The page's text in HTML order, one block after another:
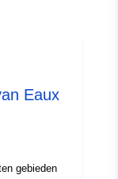
services
Eaux
gebieden